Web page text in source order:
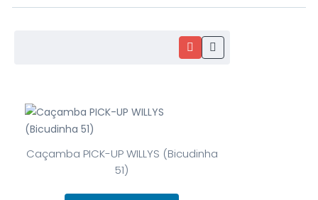
Caçamba PICK-UP WILLYS (Bicudinha
51)